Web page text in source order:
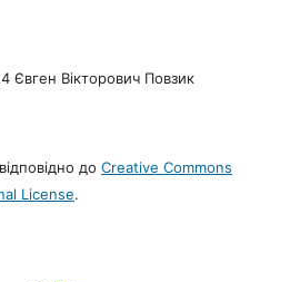
Євген Вікторович Повзик
до Creative Commons
License.